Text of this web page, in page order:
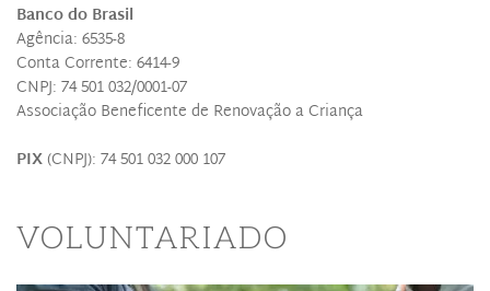
Banco do Brasil
Agência: 6535-8
Conta Corrente: 6414-9
CNPJ: 74 501 032/0001-07
Associação Beneficente de Renovação a Criança
PIX (CNPJ): 74 501 032 000 107
VOLUNTARIADO